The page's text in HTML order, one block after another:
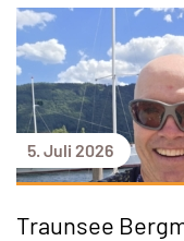
5. Juli 2026
Traunsee